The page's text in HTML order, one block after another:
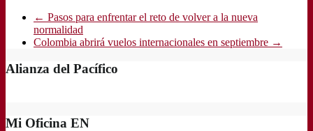
← Pasos para enfrentar el reto de volver a la nueva
normalidad
Colombia abrirá vuelos internacionales en septiembre →
Alianza del Pacífico
Mi Oficina EN